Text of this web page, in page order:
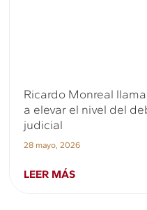
Ricardo Monreal
a elevar el nivel del
judicial
28 mayo, 2026
LEER MÁS